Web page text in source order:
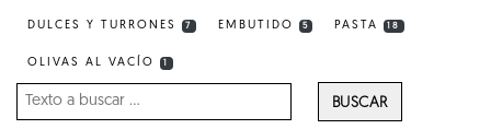
DULCES Y TURRONES 7 EMBUTIDO 5 PASTA 18
OLIVAS AL VACÍO
BUSCAR